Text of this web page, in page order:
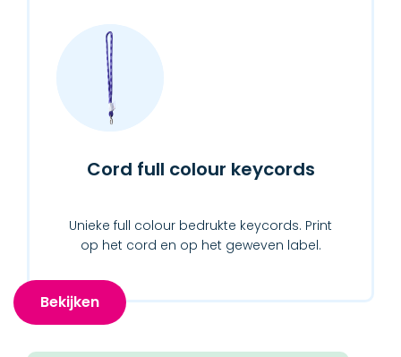
Cord full colour keycords
Unieke full colour bedrukte keycords. Print
op het cord en op het geweven label.
Bekijken